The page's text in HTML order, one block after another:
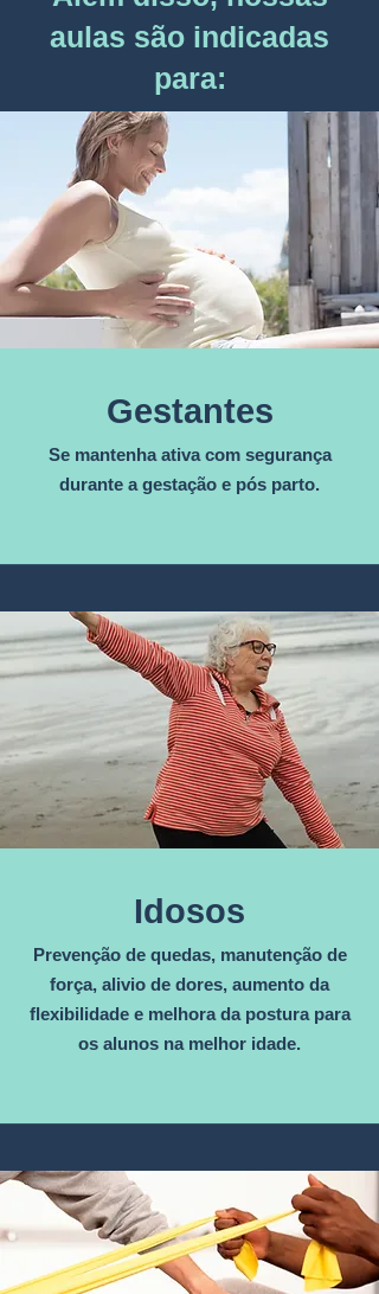
aulas são indicadas
para:
Gestantes
Se mantenha ativa com segurança
durante a gestação e pós parto.
Idosos
Prevenção de quedas, manutenção de
força, alivio de dores, aumento da
flexibilidade e melhora da postura para
os alunos na melhor idade.